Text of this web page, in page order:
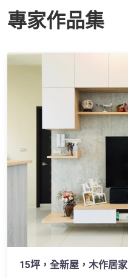
專家作品集
15坪，全新屋，木作居家